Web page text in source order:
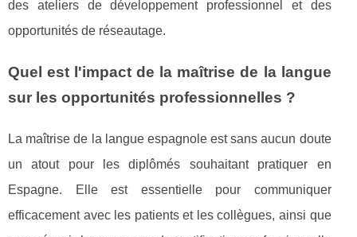
des ateliers de développement professionnel et des
opportunités de réseautage.
Quel est l'impact de la maîtrise de la langue
sur les opportunités professionnelles ?
La maîtrise de la langue espagnole est sans aucun doute
un atout pour les diplômés souhaitant pratiquer en
Espagne. Elle est essentielle pour communiquer
efficacement avec les patients et les collègues, ainsi que